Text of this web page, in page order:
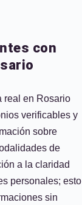
con
real en Rosario
verificables y
sobre
de
a la claridad
personales; esto
sin